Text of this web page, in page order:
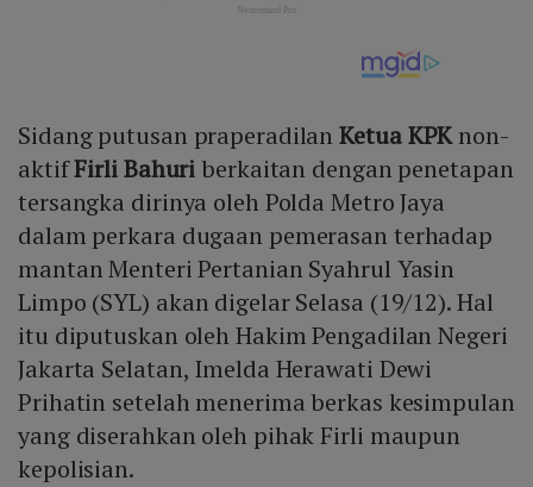
Sidang putusan praperadilanKetua KPKnon-
aktifFirli Bahuriberkaitan dengan penetapan
tersangka dirinya oleh Polda Metro Jaya
dalam perkara dugaan pemerasan terhadap
mantan Menteri Pertanian Syahrul Yasin
Limpo (SYL) akan digelar Selasa (19/12). Hal
itu diputuskan oleh Hakim Pengadilan Negeri
Jakarta Selatan, Imelda Herawati Dewi
Prihatin setelah menerima berkas kesimpulan
yang diserahkan oleh pihak Firli maupun
kepolisian.